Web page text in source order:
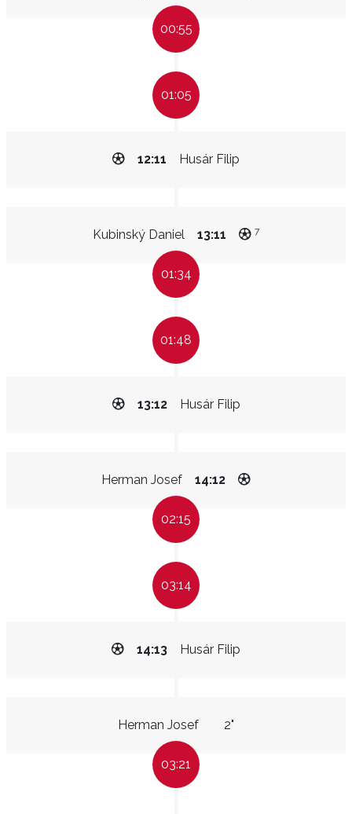
00:55
01:05
Husár Filip
12:11
Kubinský Daniel 13:11 7
01:34
01:48
Husár Filip
13:12
Herman Josef 14:12
02:15
03:14
Husár Filip
14:13
Herman Josef 2"
03:21